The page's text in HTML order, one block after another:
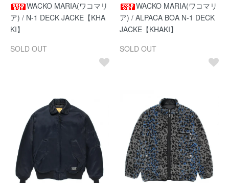
WACKO MARIA(ワコマリ
ア) / N-1 DECK JACKE【KHA
KI】
SOLD OUT
WACKO MARIA(ワコマリ
ア) / ALPACA BOA N-1 DECK
JACKE【KHAKI】
SOLD OUT